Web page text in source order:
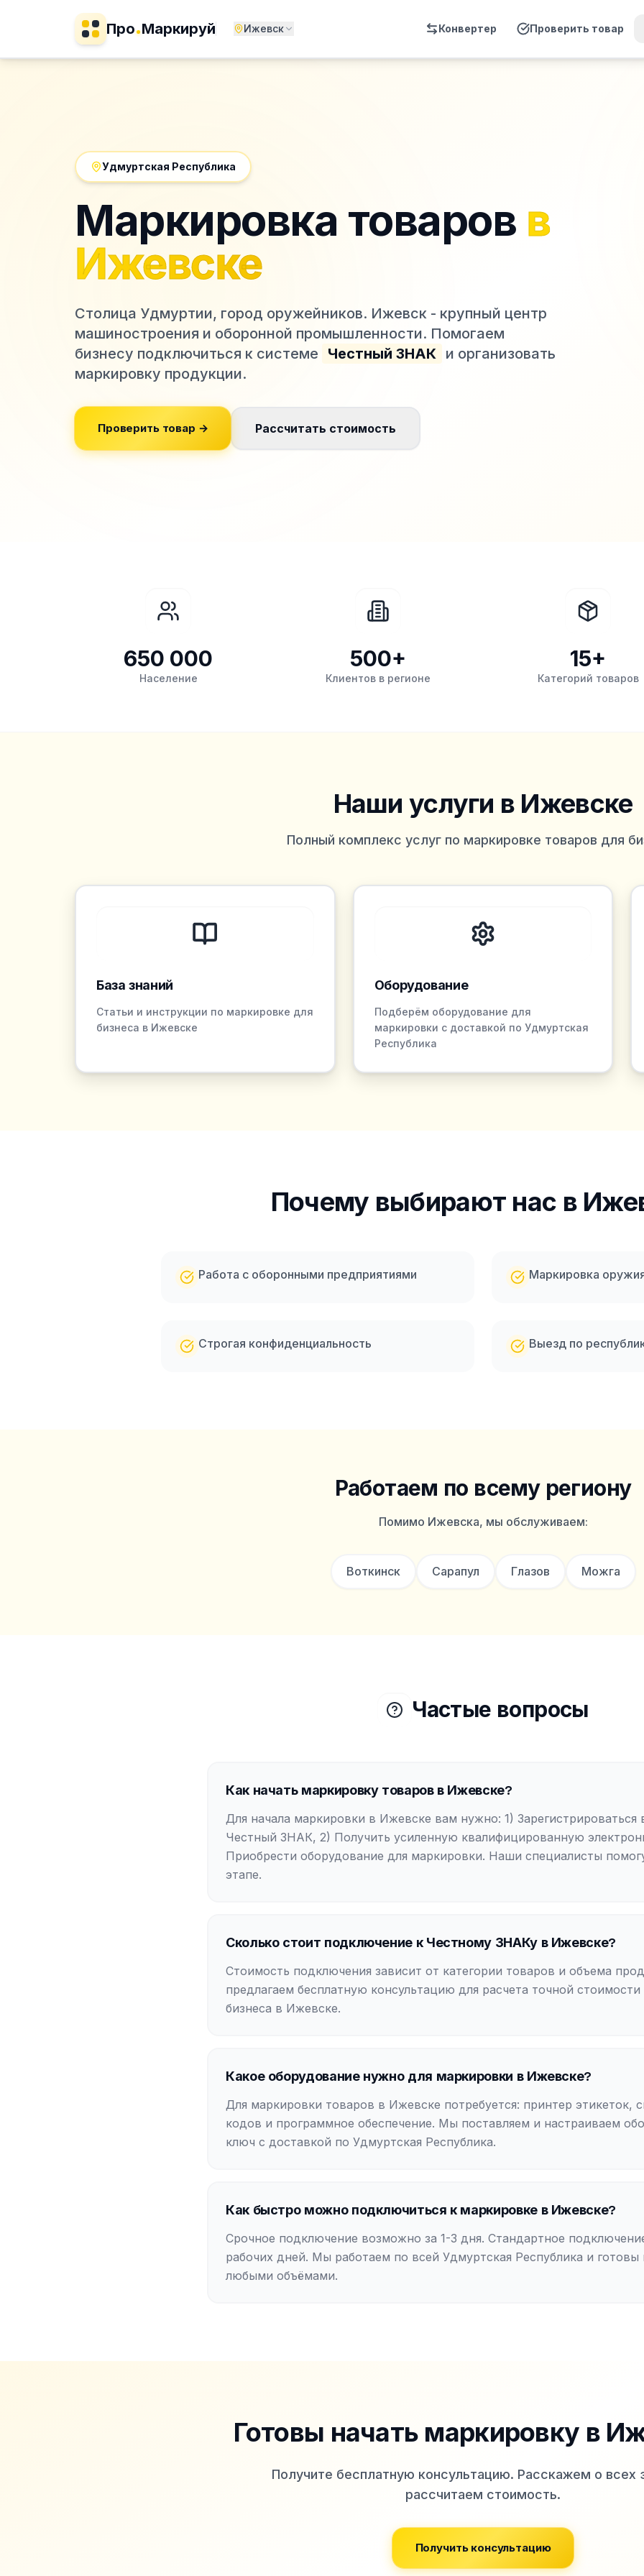
Про Маркируй Ижевск Конвертер Проверить товар
Удмуртская Республика
Маркировка товаров в
Ижевске
Столица Удмуртии, город оружейников. Ижевск - крупный центр
машиностроения и оборонной промышленности. Помогаем
бизнесу подключиться к системе
Честный ЗНАК и организовать
маркировку продукции.
Проверить товар → Рассчитать стоимость
650 000
Население
500+
Клиентов в регионе
15+
Категорий товаров
Наши услуги в Ижевске
Полный комплекс услуг по маркировке товаров для
База знаний
Статьи и инструкции по маркировке для
бизнеса в Ижевске
Оборудование
Подберём оборудование для
маркировки с доставкой по Удмуртская
Республика
Почему выбирают нас в
Работа с оборонными предприятиями Маркировка
Строгая конфиденциальность Выезд по
Работаем по всему региону
Помимо Ижевска, мы обслуживаем:
Воткинск Сарапул Глазов Можга
Частые вопросы
Как начать маркировку товаров в Ижевске?
Для начала маркировки в Ижевске вам нужно: 1) Зарегистрироваться
Честный ЗНАК, 2) Получить усиленную квалифицированную
Приобрести оборудование для маркировки. Наши специалисты
этапе.
Сколько стоит подключение к Честному ЗНАКу в Ижевске?
Стоимость подключения зависит от категории товаров и объема
предлагаем бесплатную консультацию для расчета точной
бизнеса в Ижевске.
Какое оборудование нужно для маркировки в Ижевске?
Для маркировки товаров в Ижевске потребуется: принтер этикеток,
кодов и программное обеспечение. Мы поставляем и настраиваем
ключ с доставкой по Удмуртская Республика.
Как быстро можно подключиться к маркировке в Ижевске?
Срочное подключение возможно за 1-3 дня. Стандартное
рабочих дней. Мы работаем по всей Удмуртская Республика и готовы
любыми объёмами.
Готовы начать маркировку в
Получите бесплатную консультацию. Расскажем о всех
рассчитаем стоимость.
Получить консультацию